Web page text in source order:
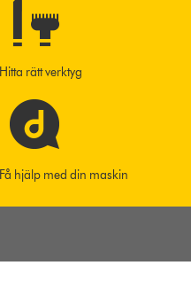
Hitta rätt verktyg
Få hjälp med din maskin